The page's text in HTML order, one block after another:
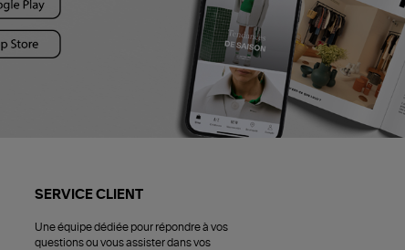
SERVICE CLIENT
Une équipe dédiée pour répondre à vos
questions ou vous assister dans vos